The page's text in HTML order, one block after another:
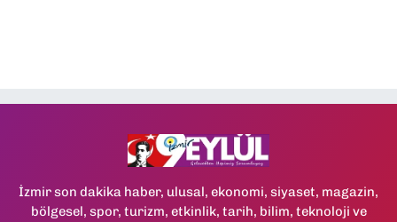
İzmir son dakika haber, ulusal, ekonomi, siyaset, magazin,
bölgesel, spor, turizm, etkinlik, tarih, bilim, teknoloji ve